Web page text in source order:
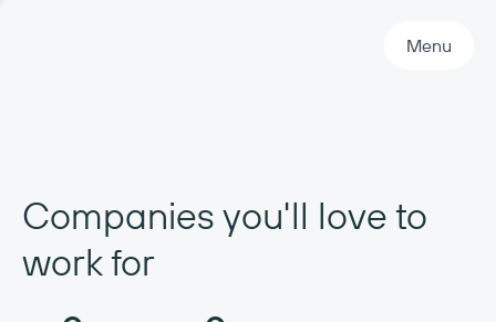
Menu
Companies you'll love to
work for